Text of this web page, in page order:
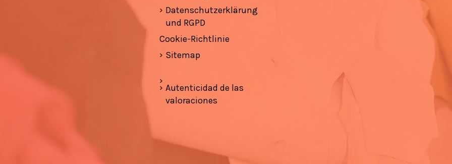
Datenschutzerklärung
und RGPD
Cookie-Richtlinie
Sitemap
Autenticidad de las
valoraciones